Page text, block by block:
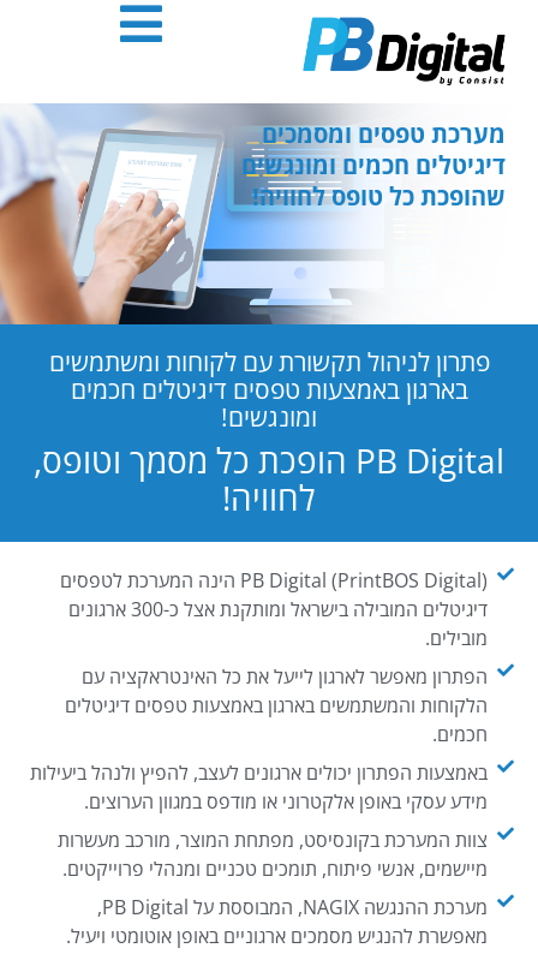
אנטר
מערכת טפסים ומסמכים
דיגיטלים חכמים ומונגשים
שהופכת כל טופס לחוויה!
פתרון לניהול תקשורת עם לקוחות ומשתמשים
בארגון באמצעות טפסים דיגיטלים חכמים
ומונגשים!
PB Digital הופכת כל מסמך וטופס,
לחוויה!
PB Digital (PrintBOS Digital) הינה המערכת לטפסים
דיגיטלים המובילה בישראל ומותקנת אצל כ-300 ארגונים
מובילים.
הפתרון מאפשר לארגון לייעל את כל האינטראקציה עם
הלקוחות והמשתמשים בארגון באמצעות טפסים דיגיטלים
חכמים.
באמצעות הפתרון יכולים ארגונים לעצב, להפיץ ולנהל ביעילות
מידע עסקי באופן אלקטרוני או מודפס במגוון הערוצים.
צוות המערכת בקונסיסט, מפתחת המוצר, מורכב מעשרות
מיישמים, אנשי פיתוח, תומכים טכניים ומנהלי פרוייקטים.
מערכת ההנגשה NAGIX, המבוססת על PB Digital,
מאפשרת להנגיש מסמכים ארגוניים באופן אוטומטי ויעיל.